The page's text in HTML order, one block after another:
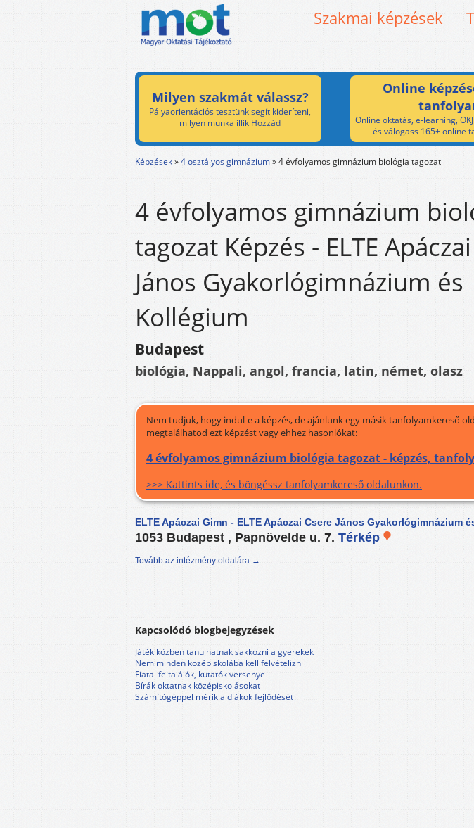
Szakmai képzések
Milyen szakmát válassz?
Pályaorientációs tesztünk segít kideríteni,
milyen munka illik Hozzád
Online
Online oktatás, e-learning,
és válogass 165+ online
Képzések»4 osztályos gimnázium»4 évfolyamos gimnázium biológia tagozat
4 évfolyamos gimnázium
tagozat Képzés - ELTE
János Gyakorlógimnázium és
Kollégium
Budapest
biológia, Nappali, angol, francia, latin, német, olasz
Nem tudjuk, hogy indul-e a képzés, de ajánlunk egy másik tanfolyamkereső
megtalálhatod ezt képzést vagy ehhez hasonlókat:
4 évfolyamos gimnázium biológia tagozat - képzés,
>>> Kattints ide, és böngéssz tanfolyamkereső oldalunkon.
ELTE Apáczai Gimn - ELTE Apáczai Csere János Gyakorlógimnázium
1053 Budapest , Papnövelde u. 7. Térkép
Tovább az intézmény oldalára →
Kapcsolódó blogbejegyzések
Játék közben tanulhatnak sakkozni a gyerekek
Nem minden középiskolába kell felvételizni
Fiatal feltalálók, kutatók versenye
Bírák oktatnak középiskolásokat
Számítógéppel mérik a diákok fejlődését